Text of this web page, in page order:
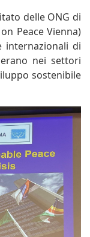
delle ONG di
Peace Vienna)
internazionali di
nei settori
sostenibile